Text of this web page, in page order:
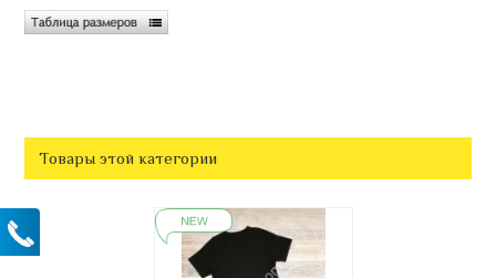
Товары этой категории